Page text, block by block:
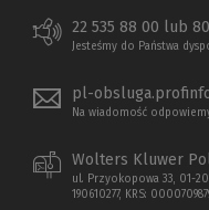
22 535 88 00 lub
Jesteśmy do Państwa
pl-
Na wiadomość
Wolters Kluwer
ul. Przyokopowa 33, 01-
190610277, KRS: